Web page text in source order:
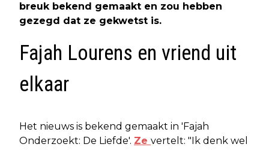
breuk bekend gemaakt en zou hebben
gezegd dat ze gekwetst is.
Fajah Lourens en vriend uit
elkaar
Het nieuws is bekend gemaakt in 'Fajah
Onderzoekt: De Liefde'. Ze vertelt: "Ik denk wel